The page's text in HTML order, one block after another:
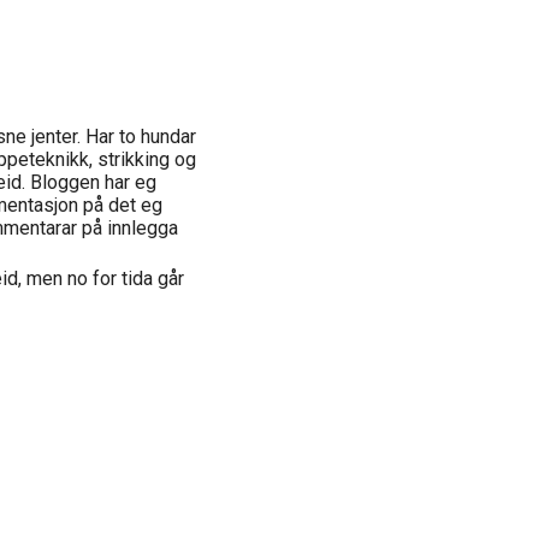
jenter. Har to hundar
strikking og
Bloggen har eg
på det eg
på innlegga
men no for tida går